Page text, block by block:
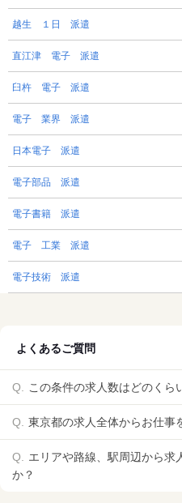
越生 １日 派遣
直江津 電子 派遣
臼杵 電子 派遣
電子 業界 派遣
日本電子 派遣
電子部品 派遣
電子書籍 派遣
電子 工業 派遣
電子技術 派遣
よくあるご質問
この条件の求人数はどのくら
東京都の求人全体からお仕事
エリアや路線、駅周辺から求
か？